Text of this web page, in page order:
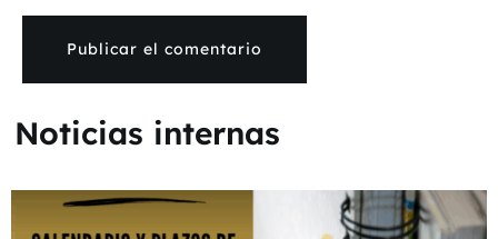
Noticias internas